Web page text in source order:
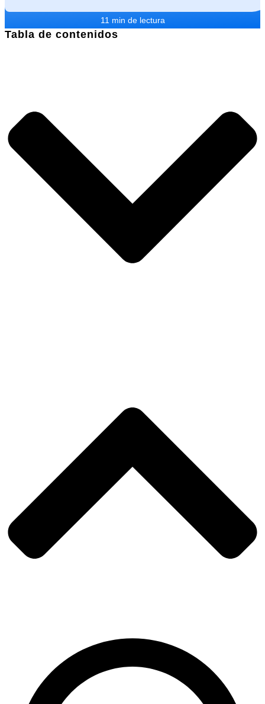
11 min de lectura
Tabla de contenidos